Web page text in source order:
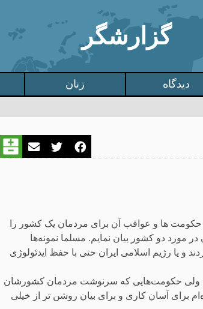
گزارشگر
دیدگاه زنان
حکومت ها و عواقب آن برای مردمان یک کشور را
مورد دو کشور بیان نمایم. مسلما نمونه‌ها
و یا رژیم اسلامی ایران حتی با حفظ ایدئولوژی
ولی حکومت‌هایی که سرنوشت مردمان کشورشان
برای آسان کاری و برای بیان روشن تر از خیلی